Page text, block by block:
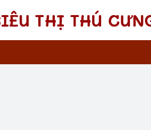
THỊ THÚ